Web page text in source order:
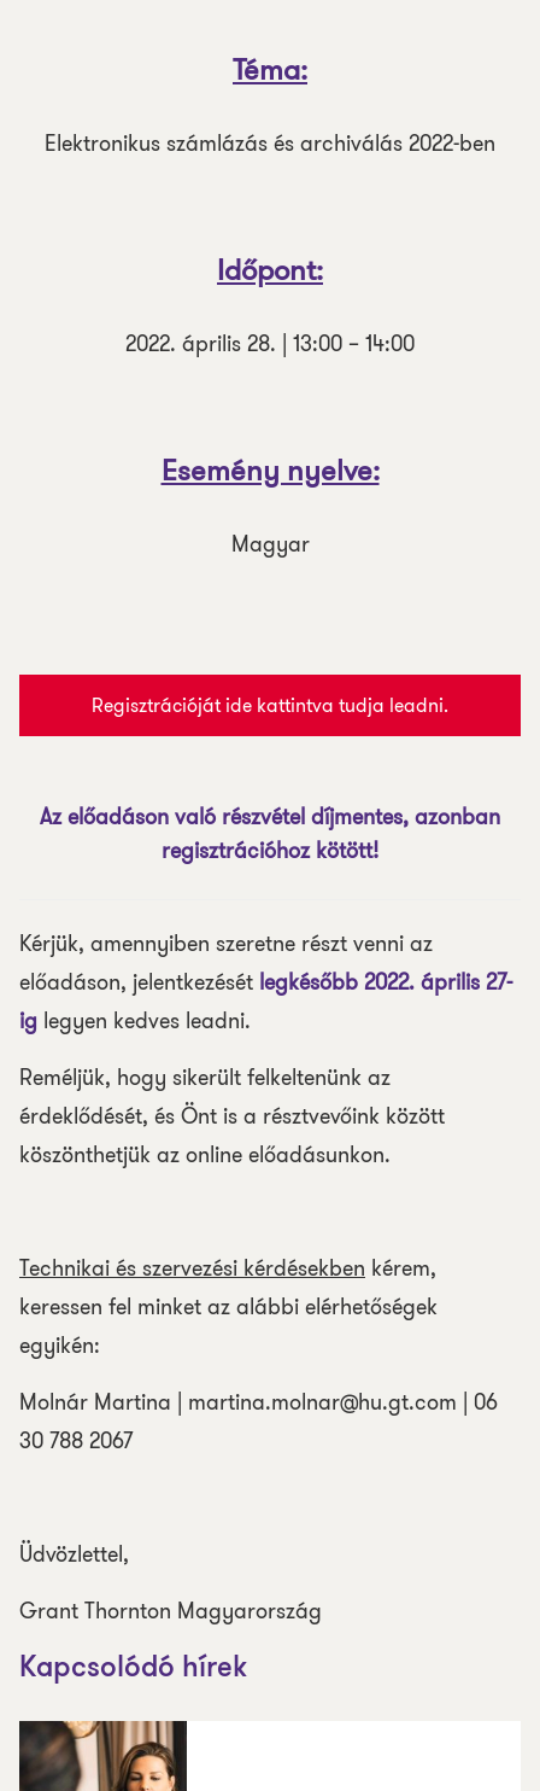
Téma:
Elektronikus számlázás és archiválás 2022-ben
Időpont:
2022. április 28. | 13:00 – 14:00
Esemény nyelve:
Magyar
Regisztrációját ide kattintva tudja leadni.
Az előadáson való részvétel díjmentes, azonban
regisztrációhoz kötött!
Kérjük, amennyiben szeretne részt venni az
előadáson, jelentkezését legkésőbb 2022. április 27-
ig legyen kedves leadni.
Reméljük, hogy sikerült felkeltenünk az
érdeklődését, és Önt is a résztvevőink között
köszönthetjük az online előadásunkon.
Technikai és szervezési kérdésekben kérem,
keressen fel minket az alábbi elérhetőségek
egyikén:
Molnár Martina | martina.molnar@hu.gt.com | 06
30 788 2067
Üdvözlettel,
Grant Thornton Magyarország
Kapcsolódó hírek